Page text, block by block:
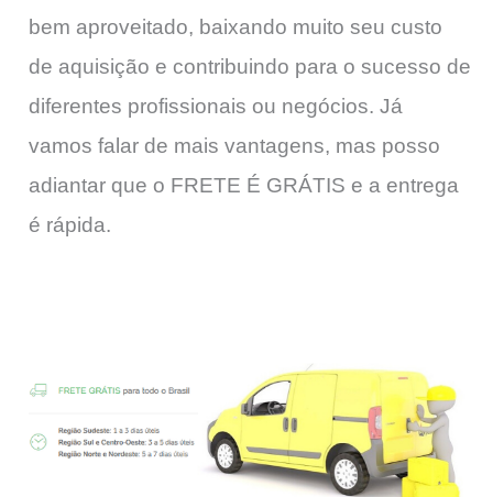
bem aproveitado, baixando muito seu custo
de aquisição e contribuindo para o sucesso de
diferentes profissionais ou negócios. Já
vamos falar de mais vantagens, mas posso
adiantar que o FRETE É GRÁTIS e a entrega
é rápida.